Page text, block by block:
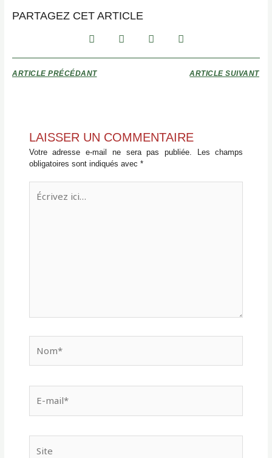
PARTAGEZ CET ARTICLE
ARTICLE PRÉCÉDANT ARTICLE SUIVANT
LAISSER UN COMMENTAIRE
Votre adresse e-mail ne sera pas publiée.
Les champs
obligatoires sont indiqués avec *
ici…
mail*